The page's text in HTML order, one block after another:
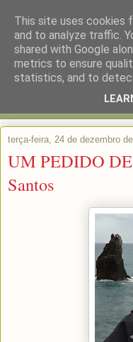
terça-feira, 24 de dezembro
UM PEDIDO
Santos
This site uses cookies
and to analyze traffic.
shared with Google
metrics to ensure
statistics, and to